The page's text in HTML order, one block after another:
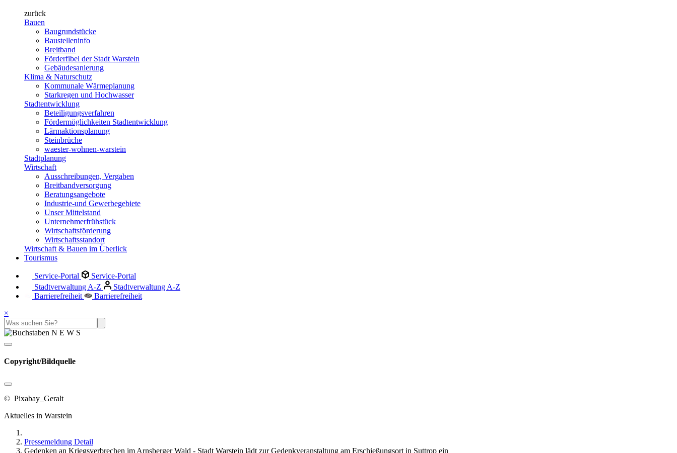
zurück
Bauen
Baugrundstücke
Baustelleninfo
Breitband
Förderfibel der Stadt Warstein
Gebäudesanierung
Klima & Naturschutz
Kommunale Wärmeplanung
Starkregen und Hochwasser
Stadtentwicklung
Beteiligungsverfahren
Fördermöglichkeiten Stadtentwicklung
Lärmaktionsplanung
Steinbrüche
waester-wohnen-warstein
Stadtplanung
Wirtschaft
Ausschreibungen, Vergaben
Breitbandversorgung
Beratungsangebote
Industrie-und Gewerbegebiete
Unser Mittelstand
Unternehmerfrühstück
Wirtschaftsförderung
Wirtschaftsstandort
Wirtschaft & Bauen im Überlick
Tourismus
Service-Portal
Service-Portal
Stadtverwaltung A-Z
Stadtverwaltung A-Z
Barrierefreiheit
Barrierefreiheit
×
Copyright/Bildquelle
© Pixabay_Geralt
Aktuelles in Warstein
Pressemeldung Detail
Gedenken an Kriegsverbrechen im Arnsberger Wald - Stadt Warstein lädt zur Gedenkveranstaltung am Erschießungsort in Suttrop ein